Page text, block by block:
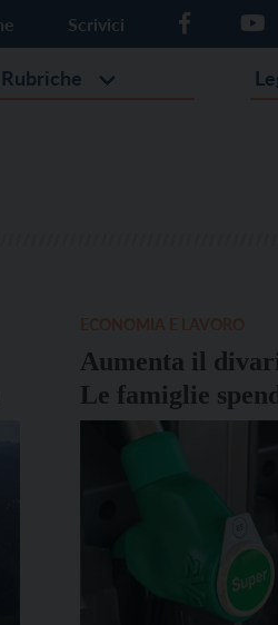
Scrivici
Rubriche
Aumenta il
Le famiglie